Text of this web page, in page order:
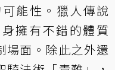
能性。獵人傳說
擁有不錯的體質
場面。除此之外還